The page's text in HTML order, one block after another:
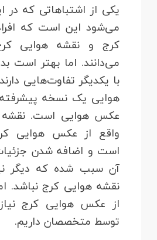
یکی از اشتباهاتی که در
می‌شود این است که
کرج و نقشه هوایی
می‌دانند. اما بهتر است
با یکدیگر تفاوت‌هایی
هوایی یک نسخه
عکس هوایی است. نقشه
واقع از عکس هوایی
است و اضافه شدن
آن سبب شده که دیگر
نقشه هوایی کرج نباشد.
از عکس هوایی کرج
توسط متخصصان داریم.